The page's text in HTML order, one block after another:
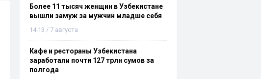
Более 11 тысяч женщин в Узбекистане
вышли замуж за мужчин младше себя
14:13 / 7 августа
Кафе и рестораны Узбекистана
заработали почти 127 трлн сумов за
полгода